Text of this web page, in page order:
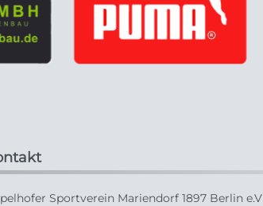
Sportverein Mariendorf 1897 Berlin e.V